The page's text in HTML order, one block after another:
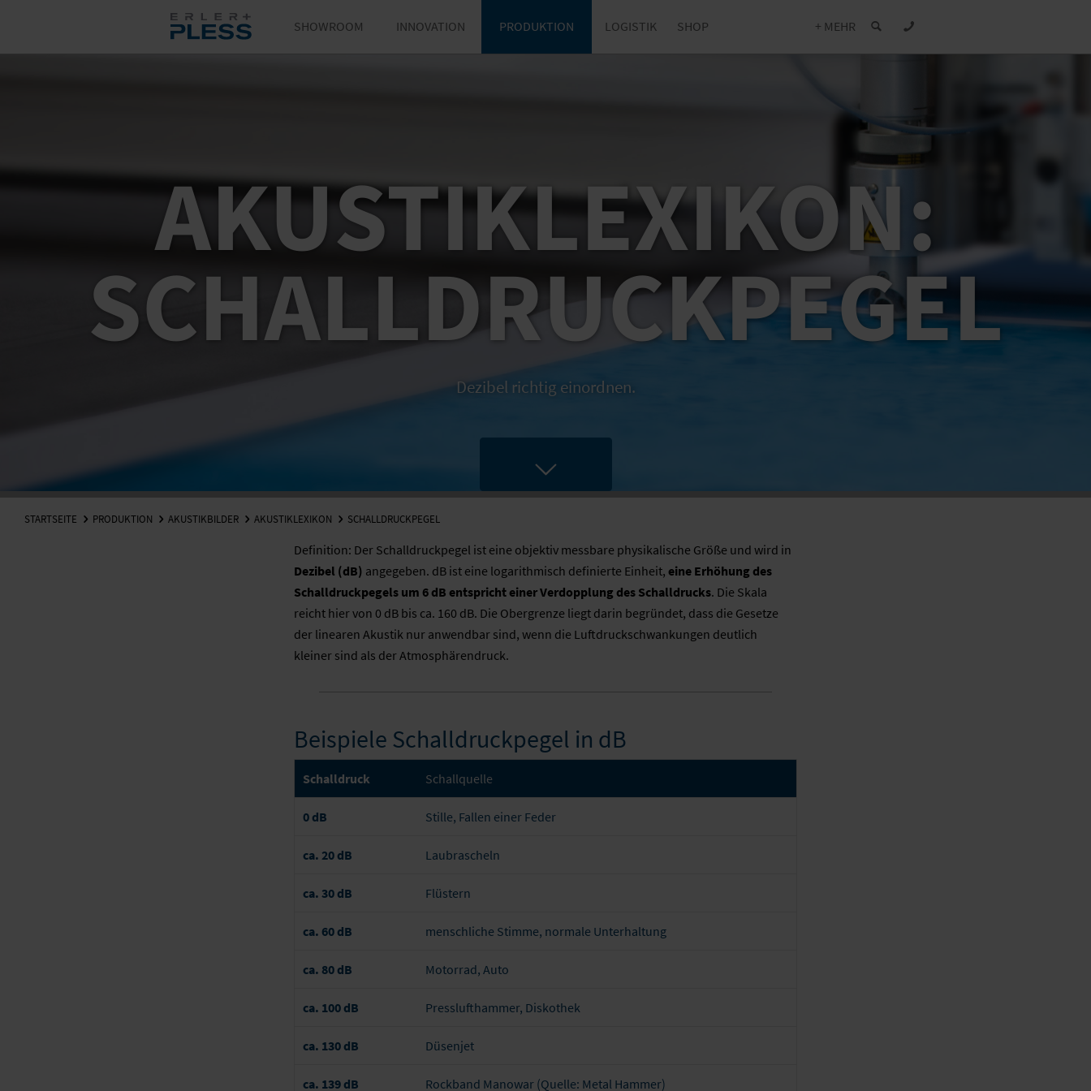
SHOWROOM INNOVATION PRODUKTION LOGISTIK SHOP + MEHR
AKUSTIKLEXIKON:
SCHALLDRUCKPEGEL
Dezibel richtig einordnen.
STARTSEITE PRODUKTION AKUSTIKBILDER AKUSTIKLEXIKON SCHALLDRUCKPEGEL
Definition: Der Schalldruckpegel ist eine objektiv messbare physikalische Größe und wird in
Dezibel (dB) angegeben. dB ist eine logarithmisch definierte Einheit, eine Erhöhung des
Schalldruckpegels um 6 dB entspricht einer Verdopplung des Schalldrucks. Die Skala
reicht hier von 0 dB bis ca. 160 dB. Die Obergrenze liegt darin begründet, dass die Gesetze
der linearen Akustik nur anwendbar sind, wenn die Luftdruckschwankungen deutlich
kleiner sind als der Atmosphärendruck.
Beispiele Schalldruckpegel in dB
Schalldruck Schallquelle
0 dB Stille, Fallen einer Feder
ca. 20 dB Laubrascheln
ca. 30 dB Flüstern
ca. 60 dB menschliche Stimme, normale Unterhaltung
ca. 80 dB Motorrad, Auto
ca. 100 dB Presslufthammer, Diskothek
ca. 130 dB Düsenjet
ca. 139 dB Rockband Manowar (Quelle: Metal Hammer)